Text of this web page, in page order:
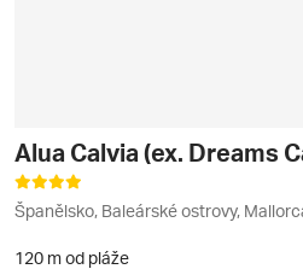
Alua Calvia (ex. Dreams
Španělsko, Baleárské ostrovy,
120 m od pláže